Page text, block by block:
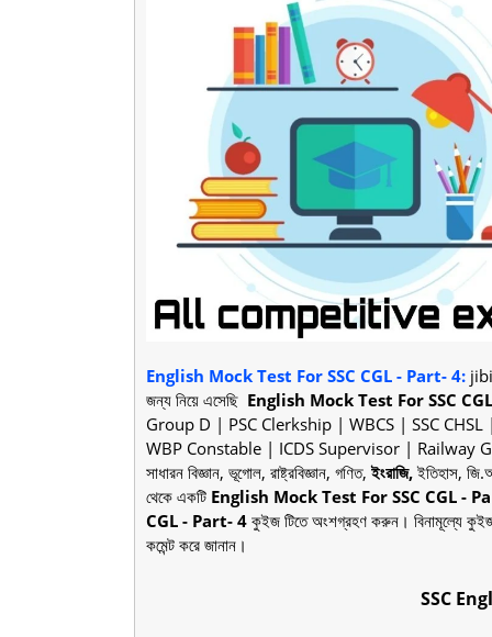
English Mock Test For SSC CGL - Part- 4:
জন্য নিয়ে এসেছি English Mock Test For SSC
Group D | PSC Clerkship | WBCS | SSC
WBP Constable | ICDS Supervisor | Railway
সাধারন বিজ্ঞান, ভূগোল, রাষ্ট্রবিজ্ঞান, গণিত,ইংরাজি,ইতিহাস,
থেকে একটি English Mock Test For SSC CGL -
CGL - Part- 4 কুইজ টিতে অংশগ্রহণ করুন। বিনামূল্যে কুইজ
কমেন্ট করে জানান।
SSC